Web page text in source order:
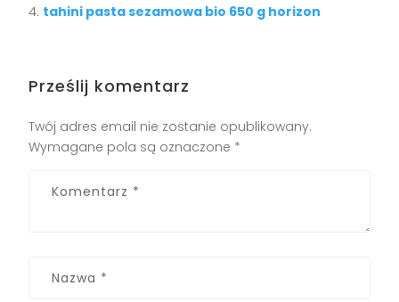
tahini pasta sezamowa bio 650 g horizon
Prześlij komentarz
Twój adres email nie zostanie opublikowany.
Wymagane pola są oznaczone *